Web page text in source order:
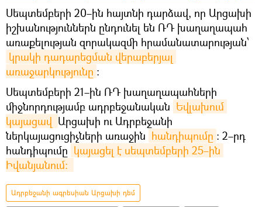
Սեպտեմբերի 20–ին հայտնի դարձավ, որ Արցախի
իշխանություններն ընդունել են ՌԴ խաղաղապահ
առաքելության զորակազմի հրամանատարության՝
կրակի դադարեցման վերաբերյալ
առաջարկությունը :
Սեպտեմբերի 21–ին ՌԴ խաղաղապահների
միջնորդությամբ ադրբեջանական Եվլախում
կայացավ Արցախի ու Ադրբեջանի
ներկայացուցիչների առաջին հանդիպումը ։ 2–րդ
հանդիպումը կայացել է սեպտեմբերի 25–ին
Իվանյանում։
Ադրբեջանի ագրեսիան Արցախի դեմ